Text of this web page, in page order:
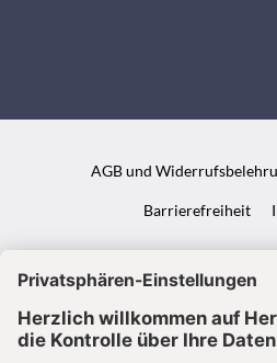
AGB und
Barrierefreiheit
VERTRAG WIDERRUFEN